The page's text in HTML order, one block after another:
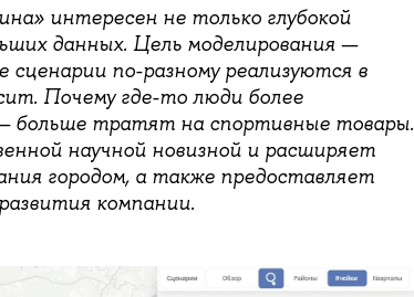
интересен не только глубокой
данных. Цель моделирования —
по-разному реализуются в
Почему где-то люди более
больше тратят на спортивные товары.
научной новизной и расширяет
городом, а также предоставляет
компании.